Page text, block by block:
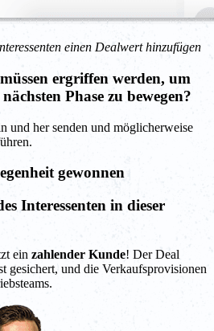
einen Dealwert hinzufügen
ergriffen werden, um
Phase zu bewegen?
und her senden und möglicherweise
gewonnen
Interessenten in dieser
ein zahlender Kunde! Der Deal
gesichert, und die Verkaufsprovisionen